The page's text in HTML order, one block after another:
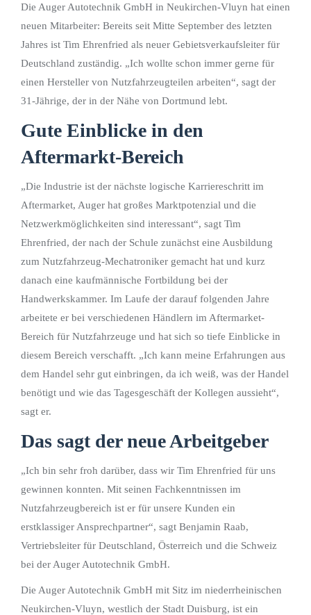
Die Auger Autotechnik GmbH in Neukirchen-Vluyn hat einen
neuen Mitarbeiter: Bereits seit Mitte September des letzten
Jahres ist Tim Ehrenfried als neuer Gebietsverkaufsleiter für
Deutschland zuständig. „Ich wollte schon immer gerne für
einen Hersteller von Nutzfahrzeugteilen arbeiten“, sagt der
31-Jährige, der in der Nähe von Dortmund lebt.
Gute Einblicke in den
Aftermarkt-Bereich
„Die Industrie ist der nächste logische Karriereschritt im
Aftermarket, Auger hat großes Marktpotenzial und die
Netzwerkmöglichkeiten sind interessant“, sagt Tim
Ehrenfried, der nach der Schule zunächst eine Ausbildung
zum Nutzfahrzeug-Mechatroniker gemacht hat und kurz
danach eine kaufmännische Fortbildung bei der
Handwerkskammer. Im Laufe der darauf folgenden Jahre
arbeitete er bei verschiedenen Händlern im Aftermarket-
Bereich für Nutzfahrzeuge und hat sich so tiefe Einblicke in
diesem Bereich verschafft. „Ich kann meine Erfahrungen aus
dem Handel sehr gut einbringen, da ich weiß, was der Handel
benötigt und wie das Tagesgeschäft der Kollegen aussieht“,
sagt er.
Das sagt der neue Arbeitgeber
„Ich bin sehr froh darüber, dass wir Tim Ehrenfried für uns
gewinnen konnten. Mit seinen Fachkenntnissen im
Nutzfahrzeugbereich ist er für unsere Kunden ein
erstklassiger Ansprechpartner“, sagt Benjamin Raab,
Vertriebsleiter für Deutschland, Österreich und die Schweiz
bei der Auger Autotechnik GmbH.
Die Auger Autotechnik GmbH mit Sitz im niederrheinischen
Neukirchen-Vluyn, westlich der Stadt Duisburg, ist ein